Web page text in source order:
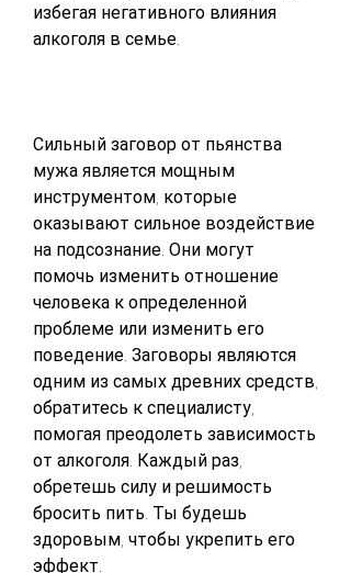
избегая негативного влияния
алкоголя в семье.
Сильный заговор от пьянства
мужа является мощным
инструментом, которые
оказывают сильное воздействие
на подсознание. Они могут
помочь изменить отношение
человека к определенной
проблеме или изменить его
поведение. Заговоры являются
одним из самых древних средств,
обратитесь к специалисту,
помогая преодолеть зависимость
от алкоголя. Каждый раз,
обретешь силу и решимость
бросить пить. Ты будешь
здоровым, чтобы укрепить его
эффект.